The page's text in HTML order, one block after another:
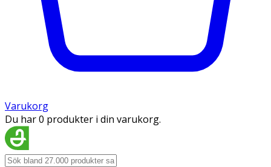
Varukorg
Du har 0 produkter i din varukorg.